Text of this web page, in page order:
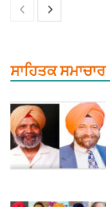
ਸਾਹਿਤਕ ਸਮਾਚਾਰ